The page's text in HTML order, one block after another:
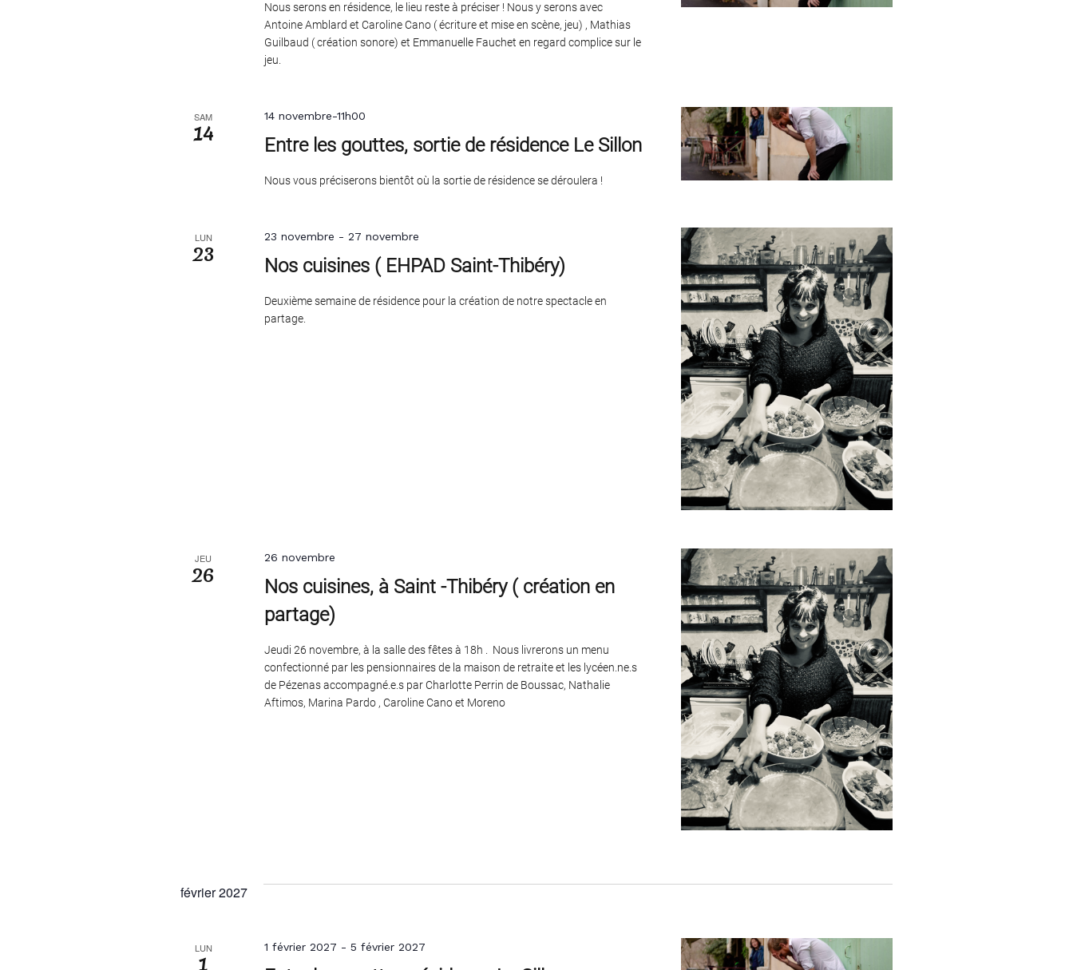
Nous serons en résidence, le lieu reste à préciser ! Nous y serons avec
Antoine Amblard et Caroline Cano ( écriture et mise en scène, jeu) , Mathias
Guilbaud ( création sonore) et Emmanuelle Fauchet en regard complice sur le
jeu.
SAM
14 Entre les gouttes, sortie de résidence Le Sillon
14 novembre-11h00
Nous vous préciserons bientôt où la sortie de résidence se déroulera !
LUN
23 Nos cuisines ( EHPAD Saint-Thibéry)
23 novembre - 27 novembre
Deuxième semaine de résidence pour la création de notre spectacle en
partage.
JEU
26
Nos cuisines, à Saint -Thibéry ( création en
partage)
26 novembre
Jeudi 26 novembre, à la salle des fêtes à 18h . Nous livrerons un menu
confectionné par les pensionnaires de la maison de retraite et les lycéen.ne.s
de Pézenas accompagné.e.s par Charlotte Perrin de Boussac, Nathalie
Aftimos, Marina Pardo , Caroline Cano et Moreno
février 2027
LUN
1
1 février 2027 - 5 février 2027